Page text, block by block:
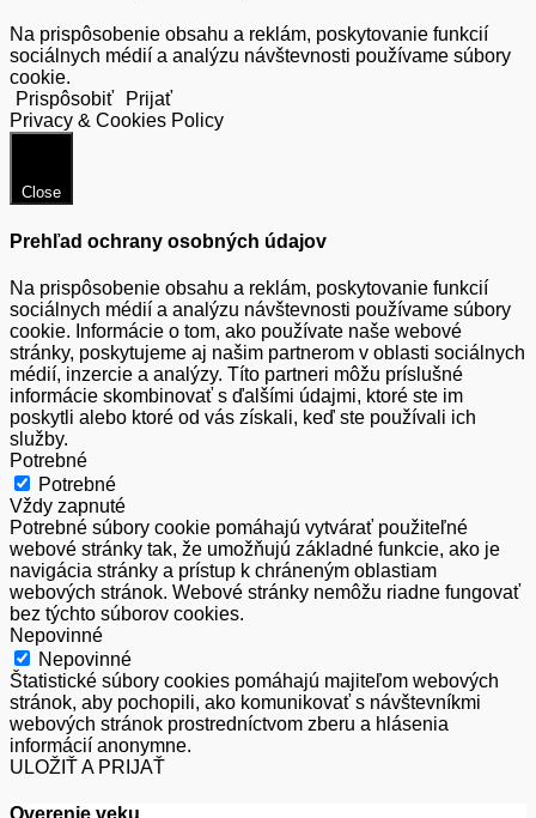
Na prispôsobenie obsahu a reklám, poskytovanie funkcií
sociálnych médií a analýzu návštevnosti používame súbory
cookie.
Prispôsobiť
Prijať
Privacy & Cookies Policy
Close
Prehľad ochrany osobných údajov
Na prispôsobenie obsahu a reklám, poskytovanie funkcií
sociálnych médií a analýzu návštevnosti používame súbory
cookie. Informácie o tom, ako používate naše webové
stránky, poskytujeme aj našim partnerom v oblasti sociálnych
médií, inzercie a analýzy. Títo partneri môžu príslušné
informácie skombinovať s ďalšími údajmi, ktoré ste im
poskytli alebo ktoré od vás získali, keď ste používali ich
služby.
Potrebné
Potrebné
Vždy zapnuté
Potrebné súbory cookie pomáhajú vytvárať použiteľné
webové stránky tak, že umožňujú základné funkcie, ako je
navigácia stránky a prístup k chráneným oblastiam
webových stránok. Webové stránky nemôžu riadne fungovať
bez týchto súborov cookies.
Nepovinné
Nepovinné
Štatistické súbory cookies pomáhajú majiteľom webových
stránok, aby pochopili, ako komunikovať s návštevníkmi
webových stránok prostredníctvom zberu a hlásenia
informácií anonymne.
ULOŽIŤ A PRIJAŤ